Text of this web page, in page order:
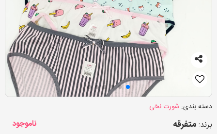
دسته بندی: شورت نخی
برند:متفرقه
ناموجود